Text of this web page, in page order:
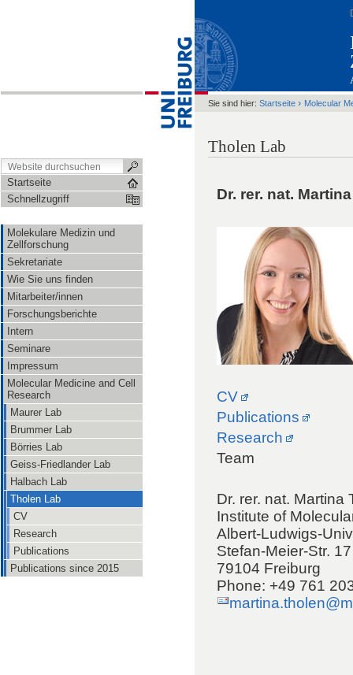
Startseite
Schnellzugriff
Molekulare Medizin und
Zellforschung
Sekretariate
Wie Sie uns finden
Mitarbeiter/innen
Forschungsberichte
Intern
Seminare
Impressum
Molecular Medicine and Cell
Research
Maurer Lab
Brummer Lab
Börries Lab
Geiss-Friedlander Lab
Halbach Lab
Tholen Lab
CV
Research
Publications
Publications since 2015
Sie sind hier: Startseite › Molecular
Tholen Lab
Dr. rer. nat.
CV
Publications
Research
Team
Dr. rer. nat. Martina
Institute of
Albert-Ludwigs-
Stefan-Meier-Str. 17
79104 Freiburg
Phone: +49 761